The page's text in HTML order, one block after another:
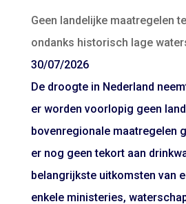
Geen landelijke maatregelen
ondanks historisch lage
30/07/2026
De droogte in Nederland
er worden voorlopig geen
bovenregionale maatregelen
er nog geen tekort aan
belangrijkste uitkomsten van
enkele ministeries,